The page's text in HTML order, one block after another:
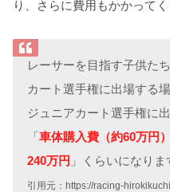
り、さらに費用もかかってく
レーサーを目指す子供た
カート選手権に出場する
ジュニアカート選手権に
「車体購入費（約60万円
240万円 」くらいになりま
引用元：https://racing-